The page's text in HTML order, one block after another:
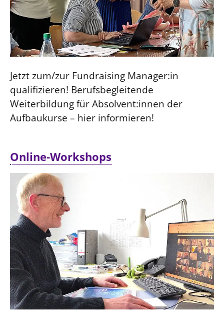
Jetzt zum/zur Fundraising Manager:in
qualifizieren! Berufsbegleitende
Weiterbildung für Absolvent:innen der
Aufbaukurse – hier informieren!
Online-Workshops